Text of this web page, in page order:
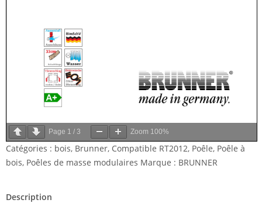
Page 1 / 3 Zoom 100%
Catégories : bois, Brunner, Compatible RT2012, Poêle, Poêle à
bois, Poêles de masse modulaires Marque : BRUNNER
Description